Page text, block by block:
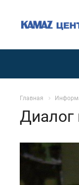
Главная
Диалог